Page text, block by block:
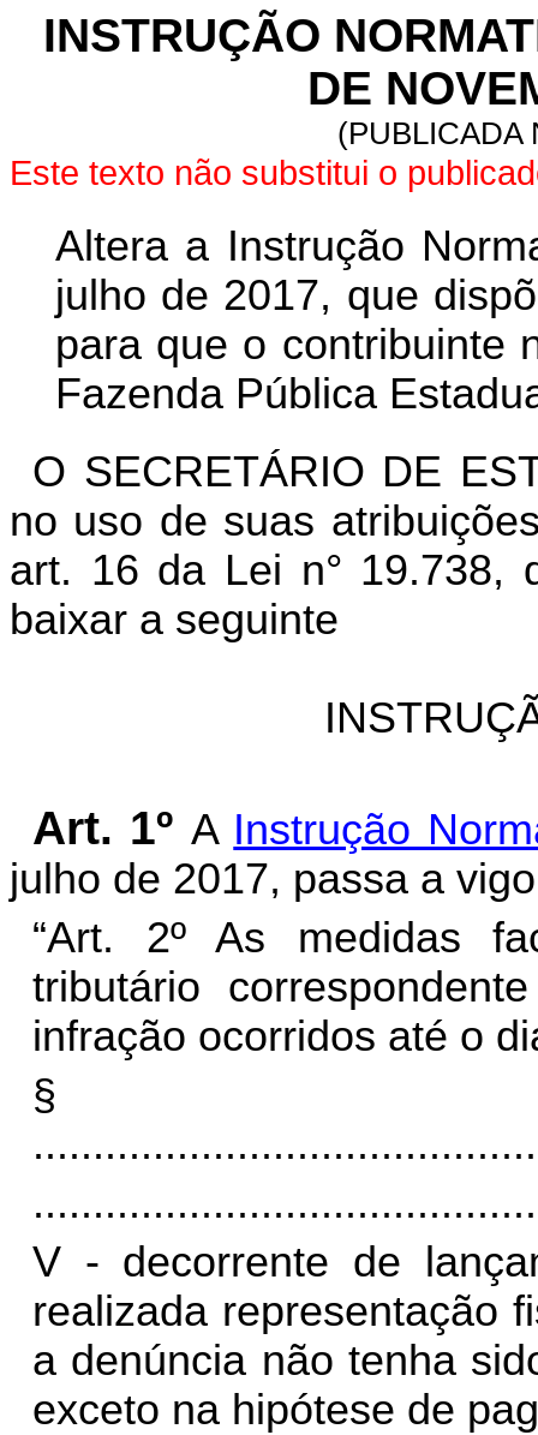
INSTRUÇÃO
DE
(PUBLICADA
Este texto não substitui o
Altera a Instrução
julho de 2017, que
para que o contribuinte
Fazenda Pública
O SECRETÁRIO DE
no uso de suas
art. 16 da Lei n° 19.738,
baixar a seguinte
Art. 1º A Instrução
julho de 2017, passa a
“Art. 2ºAs medidas
tributário
infração ocorridos até o
§
V - decorrente de
realizada representação
a denúncia não tenha
exceto na hipótese de